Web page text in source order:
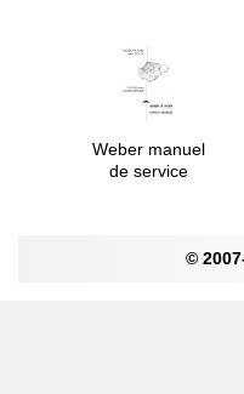
Weber manuel
de service
©